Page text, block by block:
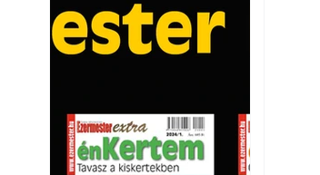
Utóérik eközben, de nem lesz
olyan ízű, mint amit a saját
kertünkben, biológiai
tárolható h